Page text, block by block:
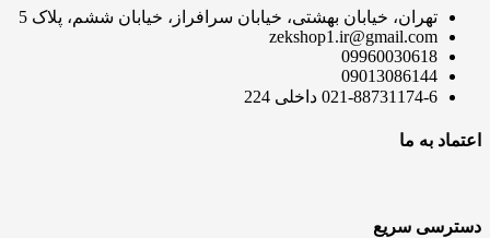
تهران، خیابان بهشتی، خیابان سرافراز، خیابان ششم، پلاک 5
zekshop1.ir@gmail.com
09960030618
09013086144
021-88731174-6 داخلی 224
اعتماد به ما
دسترسی سریع